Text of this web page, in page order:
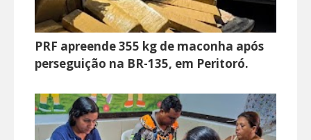
PRF apreende 355 kg de maconha após
perseguição na BR-135, em Peritoró.